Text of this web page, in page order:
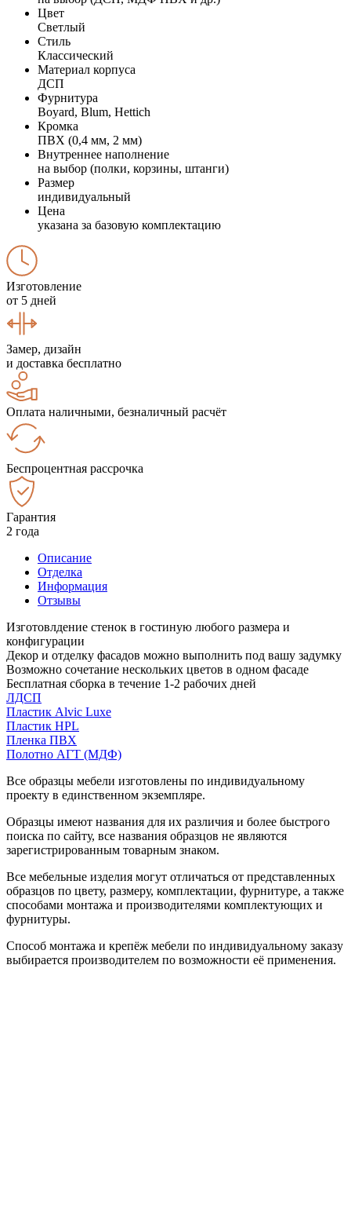
Цвет
Светлый
Стиль
Классический
Материал корпуса
ДСП
Фурнитура
Boyard, Blum, Hettich
Кромка
ПВХ (0,4 мм, 2 мм)
Внутреннее наполнение
на выбор (полки, корзины, штанги)
Размер
индивидуальный
Цена
указана за базовую комплектацию
Изготовление
от 5 дней
Замер, дизайн
и доставка бесплатно
Оплата наличными, безналичный расчёт
Беспроцентная рассрочка
Гарантия
2 года
Описание
Отделка
Информация
Отзывы
Изготовлдение стенок в гостиную любого размера и
конфигурации
Декор и отделку фасадов можно выполнить под вашу задумку
Возможно сочетание нескольких цветов в одном фасаде
Бесплатная сборка в течение 1-2 рабочих дней
ЛДСП
Пластик Alvic Luxe
Пластик HPL
Пленка ПВХ
Полотно АГТ (МДФ)
Все образцы мебели изготовлены по индивидуальному
проекту в единственном экземпляре.
Образцы имеют названия для их различия и более быстрого
поиска по сайту, все названия образцов не являются
зарегистрированным товарным знаком.
Все мебельные изделия могут отличаться от представленных
образцов по цвету, размеру, комплектации, фурнитуре, а также
способами монтажа и производителями комплектующих и
фурнитуры.
Способ монтажа и крепёж мебели по индивидуальному заказу
выбирается производителем по возможности её применения.